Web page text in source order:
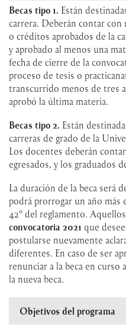
Becas tipo 1. Están
carrera. Deberán contar con
o créditos aprobados de la
y aprobado al menos una
fecha de cierre de la
proceso de tesis o
transcurrido menos de tres
aprobó la última materia.
Becas tipo 2. Están
carreras de grado de la
Los docentes deberán
egresados, y los graduados
La duración de la beca será
podrá prorrogar un año más
42° del reglamento.
convocatoria 2021 que
postularse nuevamente
diferentes. En caso de ser
renunciar a la beca en
la nueva beca.
Objetivos del programa